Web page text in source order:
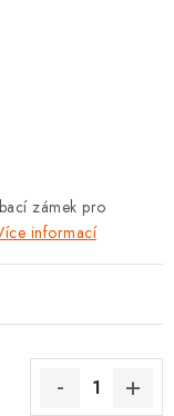
zámek pro
informací